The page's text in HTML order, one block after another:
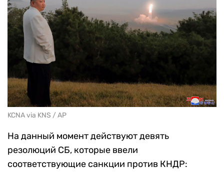
KCNA via KNS / AP
На данный момент действуют девять
резолюций СБ, которые ввели
соответствующие санкции против КНДР: